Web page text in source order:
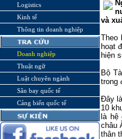
Logistics
Kinh tế
Thông tin doanh nghiệp
Doanh nghiệp
Thuật ngữ
Luật chuyên ngành
Sân bay quốc tế
Cảng biển quốc tế
và
Theo
hoạt
hiện
Bộ
trong
Đây
10
là
châu
thân